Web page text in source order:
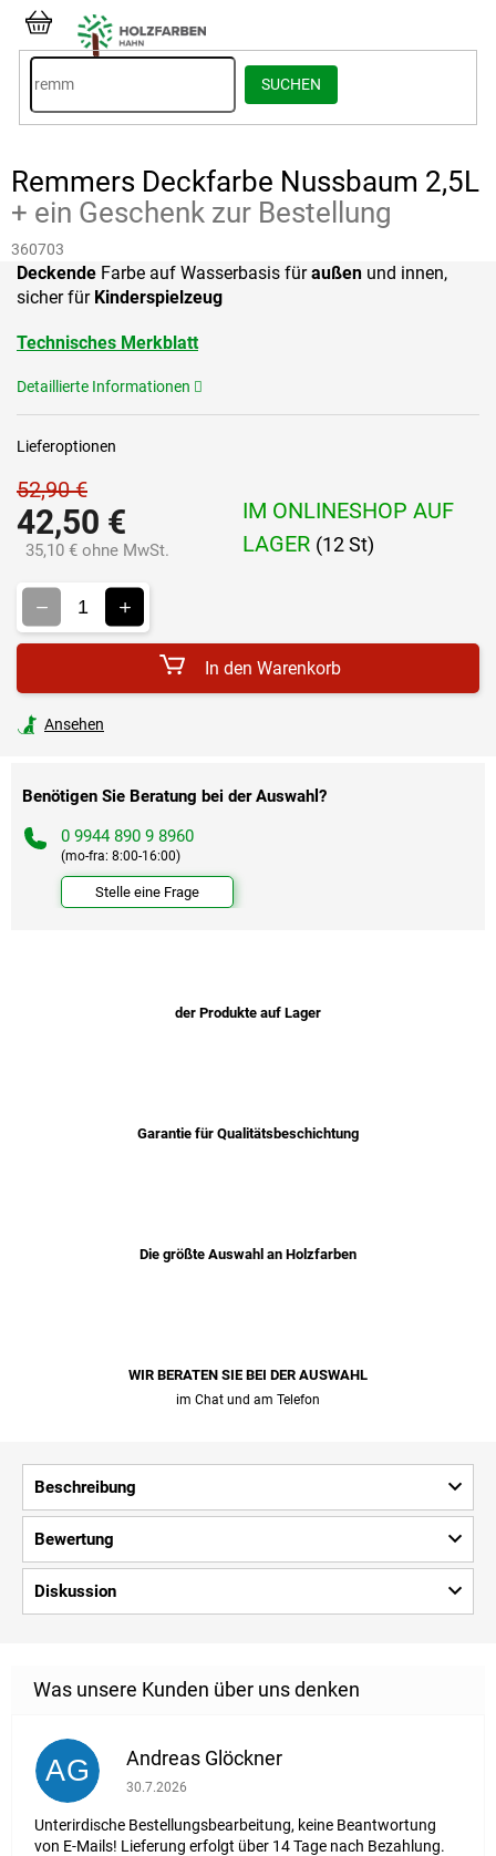
Inhalt
springen
SUCHEN
WARENKORB
Remmers Deckfarbe Nussbaum 2,5L
+ ein Geschenk zur Bestellung
360703
52,90 €
42,50 €
35,10 € ohne MwSt.
IM ONLINESHOP AUF
LAGER (12 St)
Lieferoptionen
In den Warenkorb
Deckende Farbe auf Wasserbasis füraußen und innen,
sicher für Kinderspielzeug
Technisches Merkblatt
Detaillierte Informationen
Ansehen
Benötigen Sie Beratung bei der Auswahl?
0 9944 890 9 8960
(mo-fra: 8:00-16:00)
Stelle eine Frage
der Produkte auf Lager
Garantie für Qualitätsbeschichtung
Die größte Auswahl an Holzfarben
WIR BERATEN SIE BEI ​​DER AUSWAHL
im Chat und am Telefon
Beschreibung
Bewertung
Diskussion
AG Andreas Glöckner
Die Shop-Bewertung beträgt 1 von 5 Sternen.
30.7.2026
Unterirdische Bestellungsbearbeitung, keine Beantwortung
von E-Mails! Lieferung erfolgt über 14 Tage nach Bezahlung.